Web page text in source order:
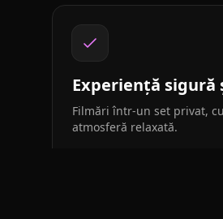
Experiență sigură
Filmări într-un set privat,
atmosferă relaxată.